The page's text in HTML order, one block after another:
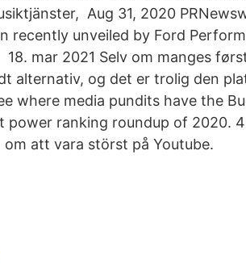
Aug 31, 2020
recently unveiled by Ford
mar 2021 Selv om manges
alternativ, og det er trolig den
where media pundits have the
ranking roundup of 2020.
om att vara störst på Youtube.